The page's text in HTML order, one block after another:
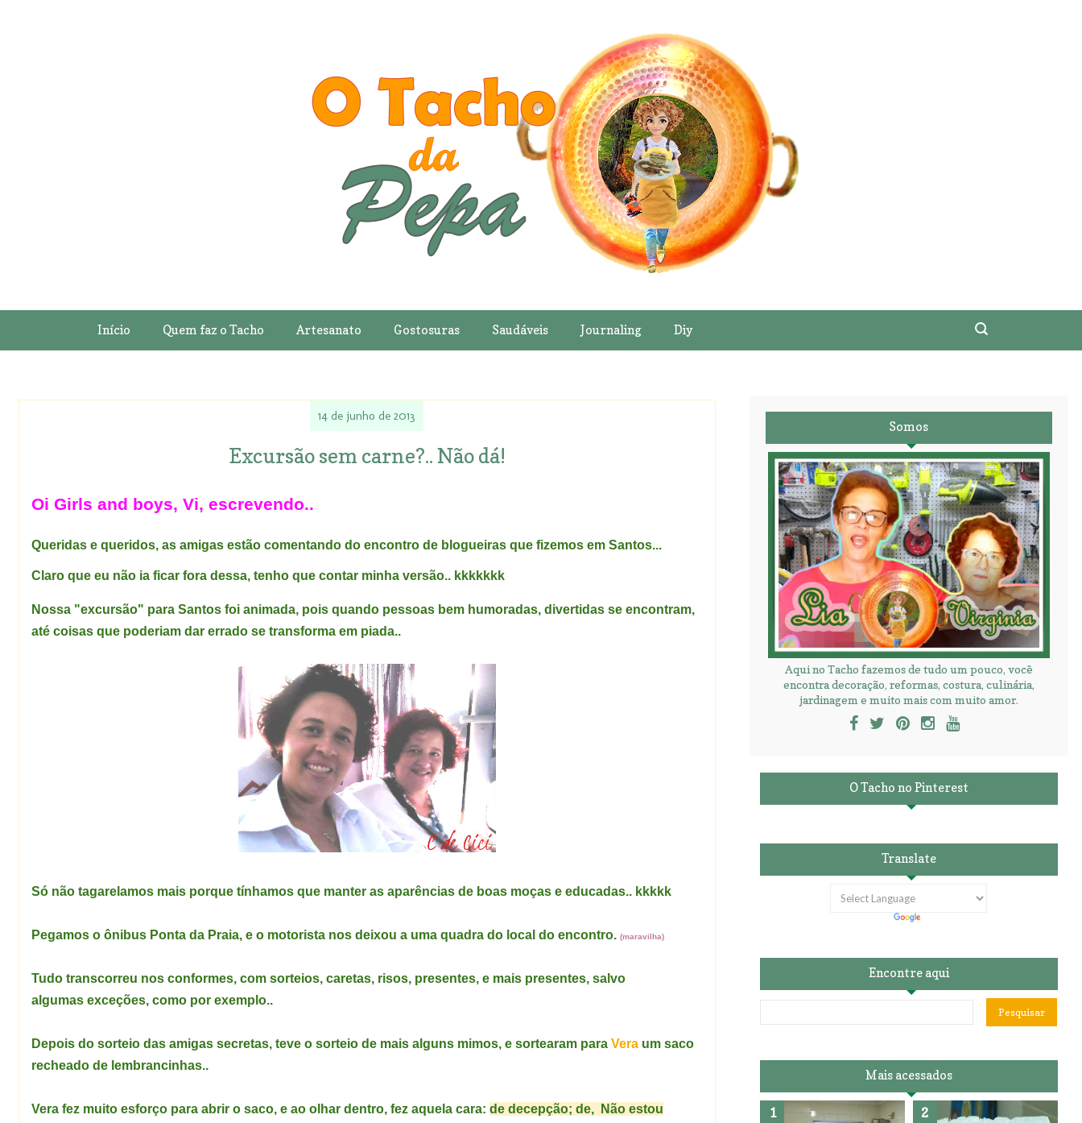
Início Quem faz o Tacho Artesanato Gostosuras Saudáveis Journaling Diy
14 de junho de 2013
Excursão sem carne?.. Não dá!
Oi Girls and boys, Vi, escrevendo..
Queridas e queridos, as amigas estão comentando do encontro de blogueiras que fizemos em Santos...
Claro que eu não ia ficar fora dessa, tenho que contar minha versão.. kkkkkkk
Nossa "excursão" para Santos foi animada, pois quando pessoas bem humoradas, divertidas se encontram,
até coisas que poderiam dar errado se transforma em piada..
Só não tagarelamos mais porque tínhamos que manter as aparências de boas moças e educadas.. kkkkk
Pegamos o ônibus Ponta da Praia, e o motorista nos deixou a uma quadra do local do encontro. (maravilha)
Tudo transcorreu nos conformes, com sorteios, caretas, risos, presentes, e mais presentes, salvo
algumas exceções, como por exemplo..
Depois do sorteio das amigas secretas, teve o sorteio de mais alguns mimos, e sortearam para Vera um saco
recheado de lembrancinhas..
Vera fez muito esforço para abrir o saco, e ao olhar dentro, fez aquela cara: de decepção; de, Não estou
Somos
Aqui no Tacho fazemos de tudo um pouco, você
encontra decoração, reformas, costura, culinária,
jardinagem e muito mais com muito amor.
O Tacho no Pinterest
Translate
Encontre aqui
Mais acessados